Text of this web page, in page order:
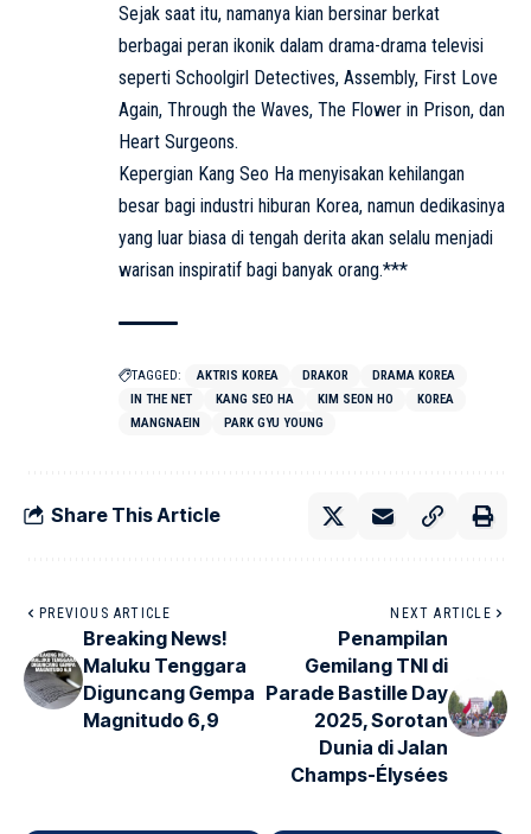
Sejak saat itu, namanya kian bersinar berkat
berbagai peran ikonik dalam drama-drama televisi
seperti Schoolgirl Detectives, Assembly, First Love
Again, Through the Waves, The Flower in Prison, dan
Heart Surgeons.
Kepergian Kang Seo Ha menyisakan kehilangan
besar bagi industri hiburan Korea, namun dedikasinya
yang luar biasa di tengah derita akan selalu menjadi
warisan inspiratif bagi banyak orang.***
TAGGED: AKTRIS KOREA DRAKOR
DRAMA KOREA
IN THE NET
KANG SEO HA KIM SEON HO
KOREA
MANGNAEIN
PARK GYU YOUNG
Share This Article
PREVIOUS ARTICLE
Breaking News!
Maluku Tenggara
Diguncang Gempa
Magnitudo 6,9
NEXT ARTICLE
Penampilan
Gemilang TNI di
Parade Bastille Day
2025, Sorotan
Dunia di Jalan
Champs-Élysées